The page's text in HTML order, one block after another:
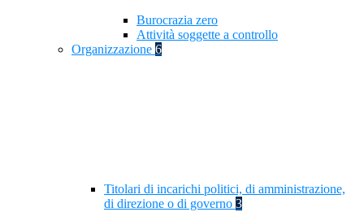
Burocrazia zero
Attività soggette a controllo
Organizzazione 6
Titolari di incarichi politici, di amministrazione,
di direzione o di governo 3